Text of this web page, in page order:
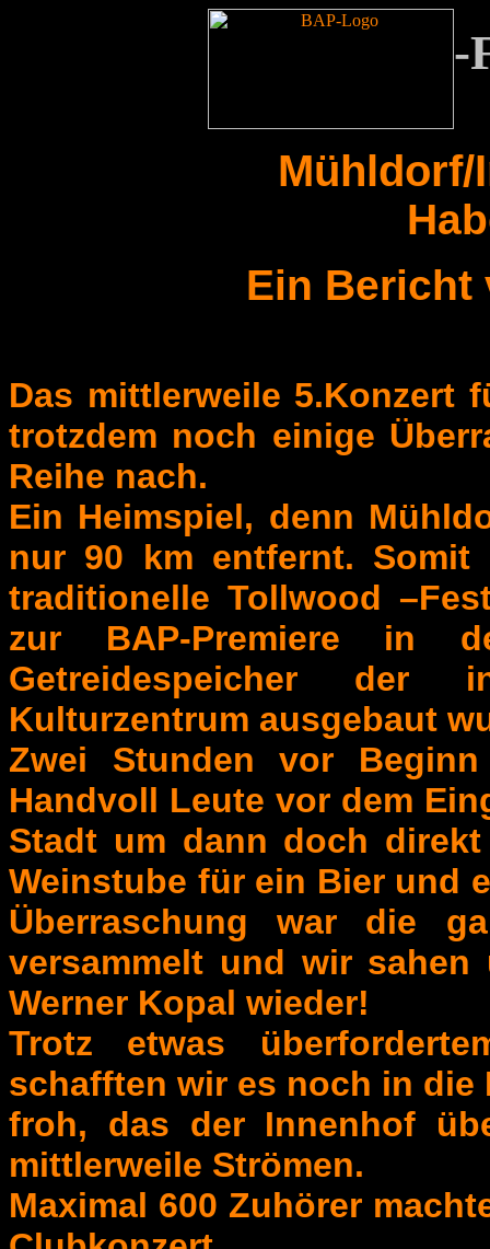
-
Mühldorf/
Ein Bericht
Das mittlerweile 5.Konzert
trotzdem noch einige
Reihe nach.
Ein Heimspiel, denn
nur 90 km entfernt.
traditionelle Tollwood
zur BAP-Premiere in
Getreidespeicher der
Kulturzentrum ausgebaut
Zwei Stunden vor
Handvoll Leute vor dem
Stadt um dann doch
Weinstube für ein Bier und
Überraschung war die
versammelt und wir
Werner Kopal wieder!
Trotz etwas
schafften wir es noch in die
froh, das der Innenhof
mittlerweile Strömen.
Maximal 600 Zuhörer